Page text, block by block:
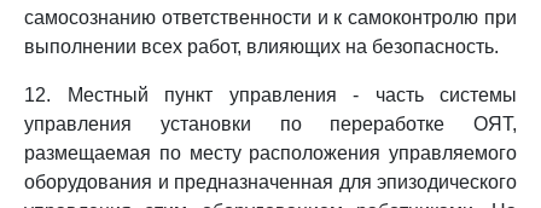
самосознанию ответственности и к самоконтролю при
выполнении всех работ, влияющих на безопасность.
12. Местный пункт управления - часть системы
управления установки по переработке ОЯТ,
размещаемая по месту расположения управляемого
оборудования и предназначенная для эпизодического